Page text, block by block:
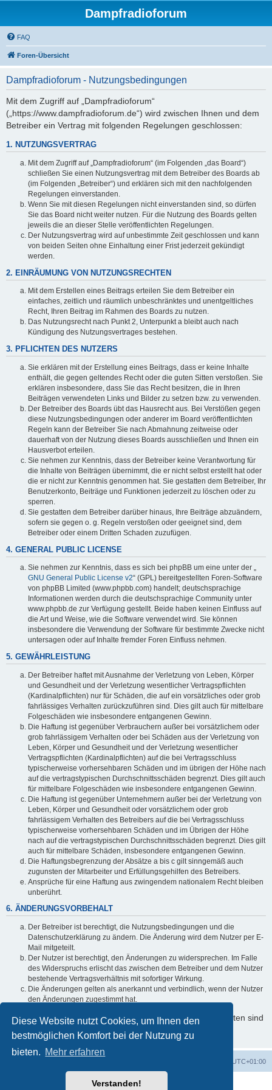
Diese Website nutzt Cookies, um Ihnen den
bestmöglichen Komfort bei der Nutzung zu
bieten. Mehr erfahren
Verstanden!
Dampfradioforum
FAQ
Foren-Übersicht
Dampfradioforum - Nutzungsbedingungen
Mit dem Zugriff auf „Dampfradioforum“
(„https://www.dampfradioforum.de“) wird zwischen Ihnen und dem
Betreiber ein Vertrag mit folgenden Regelungen geschlossen:
1. NUTZUNGSVERTRAG
Mit dem Zugriff auf „Dampfradioforum“ (im Folgenden „das Board“)
schließen Sie einen Nutzungsvertrag mit dem Betreiber des Boards ab
(im Folgenden „Betreiber“) und erklären sich mit den nachfolgenden
Regelungen einverstanden.
Wenn Sie mit diesen Regelungen nicht einverstanden sind, so dürfen
Sie das Board nicht weiter nutzen. Für die Nutzung des Boards gelten
jeweils die an dieser Stelle veröffentlichten Regelungen.
Der Nutzungsvertrag wird auf unbestimmte Zeit geschlossen und kann
von beiden Seiten ohne Einhaltung einer Frist jederzeit gekündigt
werden.
2. EINRÄUMUNG VON NUTZUNGSRECHTEN
Mit dem Erstellen eines Beitrags erteilen Sie dem Betreiber ein
einfaches, zeitlich und räumlich unbeschränktes und unentgeltliches
Recht, Ihren Beitrag im Rahmen des Boards zu nutzen.
Das Nutzungsrecht nach Punkt 2, Unterpunkt a bleibt auch nach
Kündigung des Nutzungsvertrages bestehen.
3. PFLICHTEN DES NUTZERS
Sie erklären mit der Erstellung eines Beitrags, dass er keine Inhalte
enthält, die gegen geltendes Recht oder die guten Sitten verstoßen. Sie
erklären insbesondere, dass Sie das Recht besitzen, die in Ihren
Beiträgen verwendeten Links und Bilder zu setzen bzw. zu verwenden.
Der Betreiber des Boards übt das Hausrecht aus. Bei Verstößen gegen
diese Nutzungsbedingungen oder anderer im Board veröffentlichten
Regeln kann der Betreiber Sie nach Abmahnung zeitweise oder
dauerhaft von der Nutzung dieses Boards ausschließen und Ihnen ein
Hausverbot erteilen.
Sie nehmen zur Kenntnis, dass der Betreiber keine Verantwortung für
die Inhalte von Beiträgen übernimmt, die er nicht selbst erstellt hat oder
die er nicht zur Kenntnis genommen hat. Sie gestatten dem Betreiber, Ihr
Benutzerkonto, Beiträge und Funktionen jederzeit zu löschen oder zu
sperren.
Sie gestatten dem Betreiber darüber hinaus, Ihre Beiträge abzuändern,
sofern sie gegen o. g. Regeln verstoßen oder geeignet sind, dem
Betreiber oder einem Dritten Schaden zuzufügen.
4. GENERAL PUBLIC LICENSE
Sie nehmen zur Kenntnis, dass es sich bei phpBB um eine unter der „
GNU General Public License v2“ (GPL) bereitgestellten Foren-Software
von phpBB Limited (www.phpbb.com) handelt; deutschsprachige
Informationen werden durch die deutschsprachige Community unter
www.phpbb.de zur Verfügung gestellt. Beide haben keinen Einfluss auf
die Art und Weise, wie die Software verwendet wird. Sie können
insbesondere die Verwendung der Software für bestimmte Zwecke nicht
untersagen oder auf Inhalte fremder Foren Einfluss nehmen.
5. GEWÄHRLEISTUNG
Der Betreiber haftet mit Ausnahme der Verletzung von Leben, Körper
und Gesundheit und der Verletzung wesentlicher Vertragspflichten
(Kardinalpflichten) nur für Schäden, die auf ein vorsätzliches oder grob
fahrlässiges Verhalten zurückzuführen sind. Dies gilt auch für mittelbare
Folgeschäden wie insbesondere entgangenen Gewinn.
Die Haftung ist gegenüber Verbrauchern außer bei vorsätzlichem oder
grob fahrlässigem Verhalten oder bei Schäden aus der Verletzung von
Leben, Körper und Gesundheit und der Verletzung wesentlicher
Vertragspflichten (Kardinalpflichten) auf die bei Vertragsschluss
typischerweise vorhersehbaren Schäden und im übrigen der Höhe nach
auf die vertragstypischen Durchschnittsschäden begrenzt. Dies gilt auch
für mittelbare Folgeschäden wie insbesondere entgangenen Gewinn.
Die Haftung ist gegenüber Unternehmern außer bei der Verletzung von
Leben, Körper und Gesundheit oder vorsätzlichem oder grob
fahrlässigem Verhalten des Betreibers auf die bei Vertragsschluss
typischerweise vorhersehbaren Schäden und im Übrigen der Höhe
nach auf die vertragstypischen Durchschnittsschäden begrenzt. Dies gilt
auch für mittelbare Schäden, insbesondere entgangenen Gewinn.
Die Haftungsbegrenzung der Absätze a bis c gilt sinngemäß auch
zugunsten der Mitarbeiter und Erfüllungsgehilfen des Betreibers.
Ansprüche für eine Haftung aus zwingendem nationalem Recht bleiben
unberührt.
6. ÄNDERUNGSVORBEHALT
Der Betreiber ist berechtigt, die Nutzungsbedingungen und die
Datenschutzerklärung zu ändern. Die Änderung wird dem Nutzer per E-
Mail mitgeteilt.
Der Nutzer ist berechtigt, den Änderungen zu widersprechen. Im Falle
des Widerspruchs erlischt das zwischen dem Betreiber und dem Nutzer
bestehende Vertragsverhältnis mit sofortiger Wirkung.
Die Änderungen gelten als anerkannt und verbindlich, wenn der Nutzer
den Änderungen zugestimmt hat.
Informationen über den Umgang mit Ihren persönlichen Daten sind
in der Datenschutzerklärung enthalten.
UTC+01:00
Powered byphpBB® Forum Software © phpBB Limited